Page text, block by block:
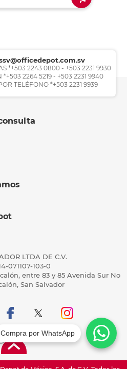
*+503 2243 0800 - +503 2231 9930
*+503 2264 5219 - +503 2231 9940
TELÉFONO *+503 2231 9939
LTDA DE C.V.
071107-103-0
entre 83 y 85 Avenida Sur No
San Salvador
Compra por WhatsApp